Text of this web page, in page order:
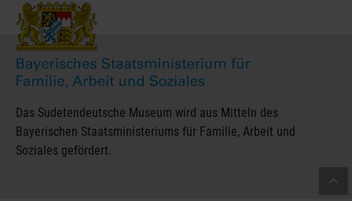
Das Sudetendeutsche Museum wird aus Mitteln des
Bayerischen Staatsministeriums für Familie, Arbeit und
Soziales gefördert.